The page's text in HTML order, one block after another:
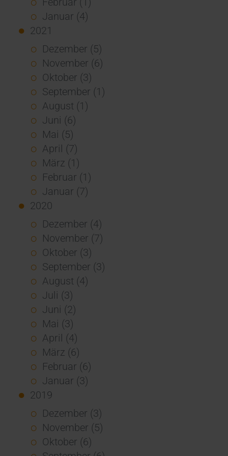
Januar (4)
2021
Dezember (5)
November (6)
Oktober (3)
September (1)
August (1)
Juni (6)
Mai (5)
April (7)
März (1)
Februar (1)
Januar (7)
2020
Dezember (4)
November (7)
Oktober (3)
September (3)
August (4)
Juli (3)
Juni (2)
Mai (3)
April (4)
März (6)
Februar (6)
Januar (3)
2019
Dezember (3)
November (5)
Oktober (6)